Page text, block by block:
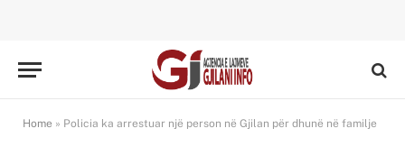
Home » Policia ka arrestuar një person në Gjilan për dhunë në familje